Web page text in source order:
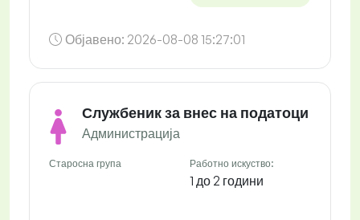
Објавено: 2026-08-08 15:27:01
Службеник за внес на податоци
Администрација
Старосна група Работно искуство:
1 до 2 години